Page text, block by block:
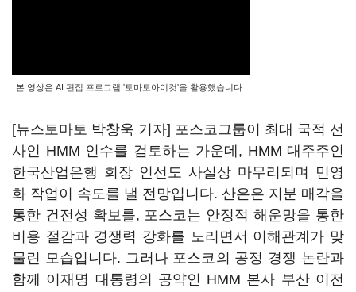
본 영상은 AI 편집 프로그램 '토마토아이컷'을 활용했습니다.
[뉴스토마토 박창욱 기자] 포스코그룹이 최대 국적 선
사인 HMM 인수를 검토하는 가운데, HMM 대주주인
한국산업은행 회장 인선도 사실상 마무리되며 민영
화 작업이 속도를 낼 전망입니다. 산은은 지분 매각을
통한 건전성 확보를, 포스코는 안정적 해운망을 통한
비용 절감과 경쟁력 강화를 노리면서 이해관계가 맞
물린 모습입니다. 그러나 포스코의 공정 경쟁 논란과
함께 이재명 대통령의 공약인 HMM 본사 부산 이전